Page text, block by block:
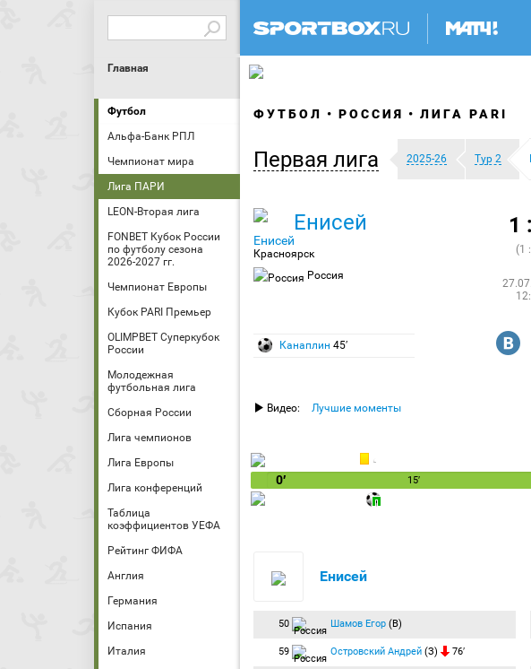
Главная
Футбол
Альфа-Банк РПЛ
Чемпионат мира
Лига ПАРИ
LEON-Вторая лига
FONBET Кубок России
по футболу сезона
2026-2027 гг.
Чемпионат Европы
Кубок PARI Премьер
OLIMPBET Суперкубок
России
Молодежная
футбольная лига
Сборная России
Лига чемпионов
Лига Европы
Лига конференций
Таблица
коэффициентов УЕФА
Рейтинг ФИФА
Англия
Германия
Испания
Италия
ФУТБОЛ РОССИЯ ЛИГА PARI
Первая лига 2025-26 Тур 2
Енисей
Красноярск
Россия
1
(1
Канаплин 45′ R
Видео: Лучшие моменты
0′ 15′
Енисей
50 Шамов Егор (В)
59 Островский Андрей (З) 76′